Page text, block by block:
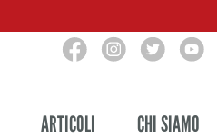
ARTICOLI CHI SIAMO